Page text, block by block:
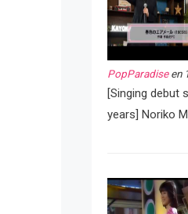
PopParadiseen
[Singing debut
years] Noriko